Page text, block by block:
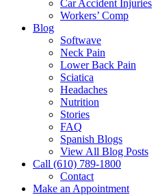
Car Accident Injuries
Workers’ Comp
Blog
Softwave
Neck Pain
Lower Back Pain
Sciatica
Headaches
Nutrition
Stories
FAQ
Spanish Blogs
View All Blog Posts
Call (610) 789-1800
Contact
Make an Appointment